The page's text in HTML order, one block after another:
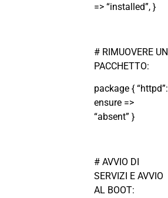
=> “installed”, }
# RIMUOVERE UN
PACCHETTO:
package { “httpd”:
ensure =>
“absent” }
# AVVIO DI
SERVIZI E AVVIO
AL BOOT: